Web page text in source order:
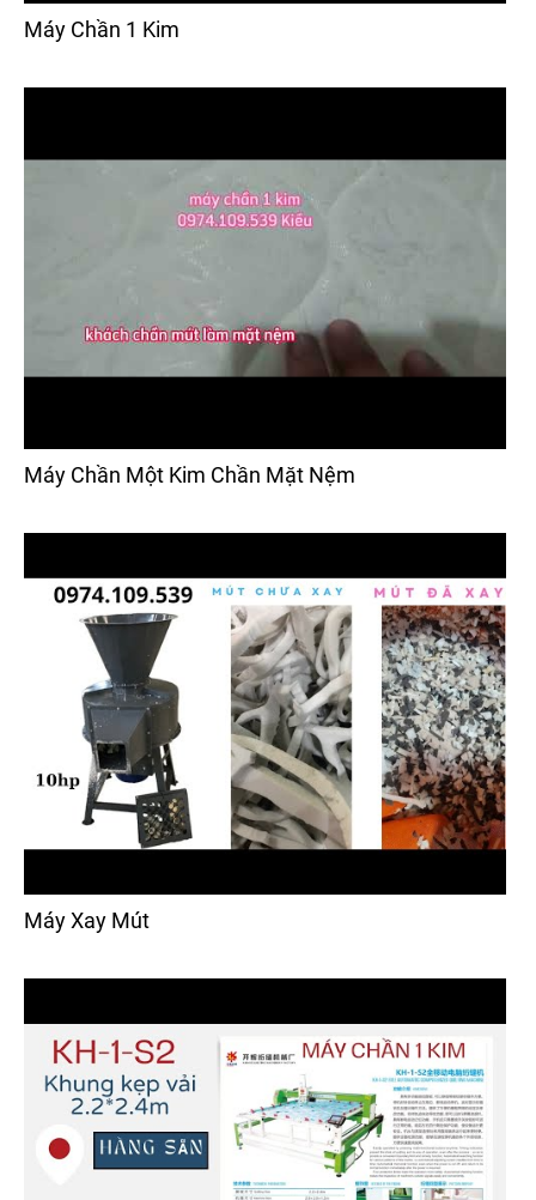
Máy Chần 1 Kim
Máy Chần Một Kim Chần Mặt Nệm
Máy Xay Mút